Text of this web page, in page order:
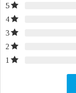
5
4
3
2
1